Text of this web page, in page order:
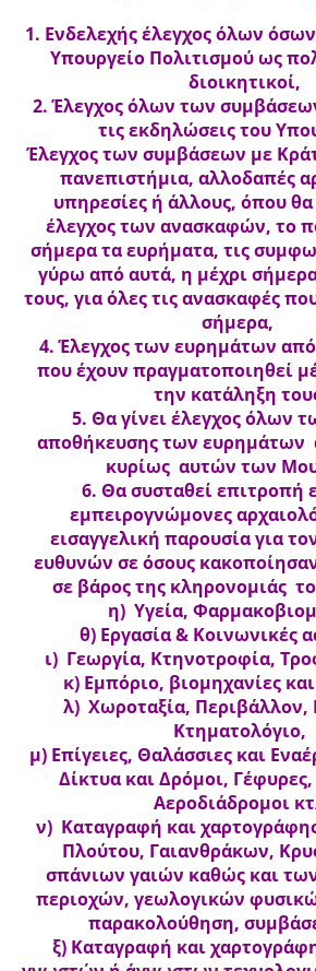
1. Ενδελεχής έλεγχος όλων
Υπουργείο Πολιτισμού ως
διοικητικοί,
2. Έλεγχος όλων των
τις εκδηλώσεις του
Έλεγχος των συμβάσεων με
πανεπιστήμια, αλλοδαπές
υπηρεσίες ή άλλους, όπου
έλεγχος των ανασκαφών, το
σήμερα τα ευρήματα, τις
γύρω από αυτά, η μέχρι
τους, για όλες τις ανασκαφές
σήμερα,
4. Έλεγχος των ευρημάτων
που έχουν πραγματοποιηθεί
την κατάληξη
5. Θα γίνει έλεγχος όλων
αποθήκευσης των ευρημάτων
κυρίως αυτών των
6. Θα συσταθεί επιτροπή
εμπειρογνώμονες
εισαγγελική παρουσία για
ευθυνών σε όσους
σε βάρος της κληρονομιάς
η) Υγεία,
θ) Εργασία & Κοινωνικές
ι) Γεωργία, Κτηνοτροφία,
κ) Εμπόριο, βιομηχανίες
λ) Χωροταξία, Περιβάλλον,
Κτηματολόγιο,
μ) Επίγειες, Θαλάσσιες και
Δίκτυα και Δρόμοι,
Αεροδιάδρομοι
ν) Καταγραφή και
Πλούτου, Γαιανθράκων,
σπάνιων γαιών καθώς και
περιοχών, γεωλογικών
παρακολούθηση,
ξ) Καταγραφή και